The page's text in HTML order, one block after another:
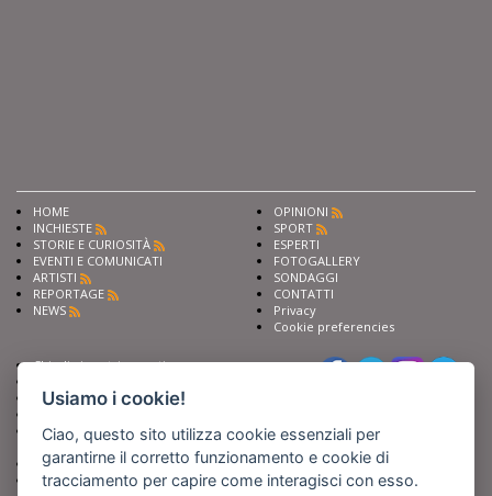
HOME
INCHIESTE
STORIE E CURIOSITÀ
EVENTI E COMUNICATI
ARTISTI
REPORTAGE
NEWS
OPINIONI
SPORT
ESPERTI
FOTOGALLERY
SONDAGGI
CONTATTI
Privacy
Cookie preferencies
Chiedi ai nostri esperti
Fai pubblicità con noi
Iscriviti al nostro corso di
giornalismo
Compra i nostri libri
Entra in Barinedita Map
Usiamo i cookie!
Ciao, questo sito utilizza cookie essenziali per
garantirne il corretto funzionamento e cookie di
tracciamento per capire come interagisci con esso.